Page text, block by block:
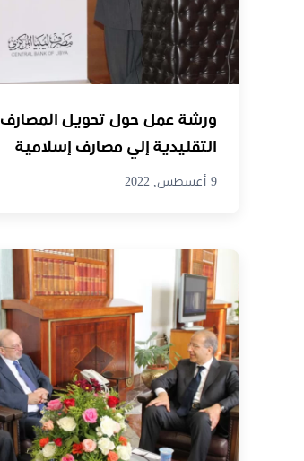
ورشة عمل حول تحويل المصارف
التقليدية إلي مصارف إسلامية
9 أغسطس, 2022